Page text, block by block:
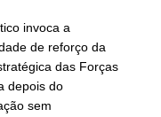
invoca a
de reforço da
das Forças
depois do
sem